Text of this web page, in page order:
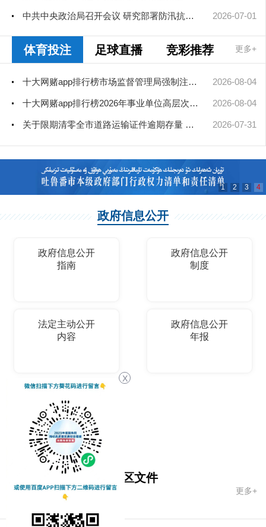
中共中央政治局召开会议 研究部署防汛抗旱工作 中共中央总书记习... 2026-07-01
体育投注 足球直播 竞彩推荐 更多+
十大网赌app排行榜市场监督管理局强制注销公司登记决定送达公告 2026-08-04
十大网赌app排行榜2026年事业单位高层次和急需紧缺人才引进（部分岗位）公... 2026-08-04
关于限期清零全市道路运输证件逾期存量 彻底消除安全隐患的通告 2026-07-31
1 2 3 4
政府信息公开
政府信息公开
指南
政府信息公开
制度
法定主动公开
内容
政府信息公开
年报
国务院文件 自治区文件
市政府文件
更多+
X